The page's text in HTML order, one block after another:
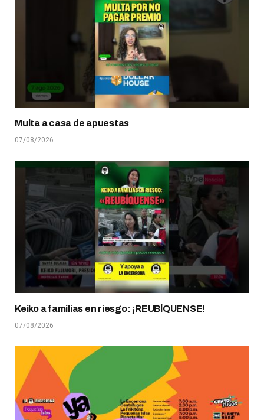
Multa a casa de apuestas
07/08/2026
Keiko a familias en riesgo: ¡REUBÍQUENSE!
07/08/2026